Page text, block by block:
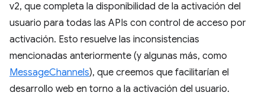
v2, que completa la disponibilidad de la activación del
usuario para todas las APIs con control de acceso por
activación. Esto resuelve las inconsistencias
mencionadas anteriormente (y algunas más, como
MessageChannels), que creemos que facilitarían el
desarrollo web en torno a la activación del usuario.